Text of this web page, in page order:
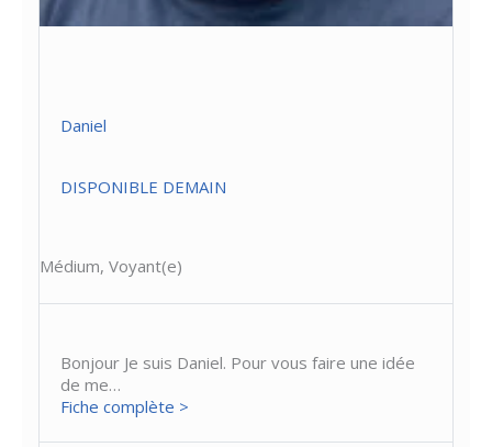
Daniel
DISPONIBLE DEMAIN
Médium, Voyant(e)
Bonjour Je suis Daniel. Pour vous faire une idée
de me…
Fiche complète >